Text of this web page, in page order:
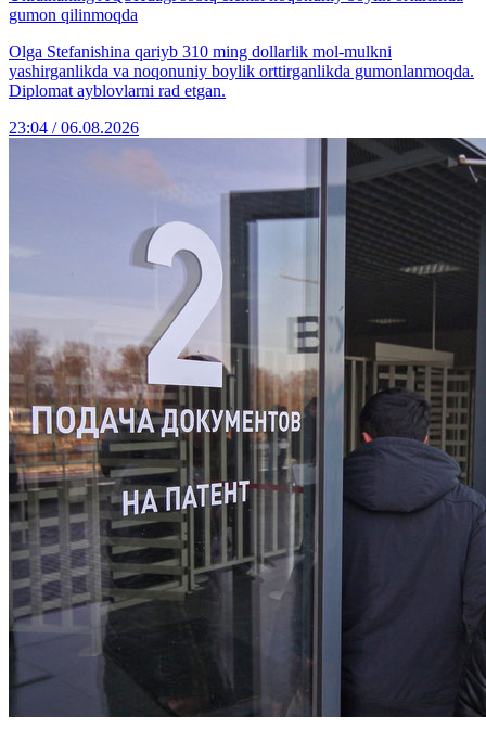
gumon qilinmoqda
Olga Stefanishina qariyb 310 ming dollarlik mol-mulkni
yashirganlikda va noqonuniy boylik orttirganlikda gumonlanmoqda.
Diplomat ayblovlarni rad etgan.
23:04 / 06.08.2026